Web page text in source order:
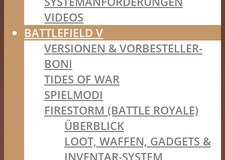
VIDEOS
BATTLEFIELD V
VERSIONEN & VORBESTELLER-
BONI
TIDES OF WAR
SPIELMODI
FIRESTORM (BATTLE ROYALE)
ÜBERBLICK
LOOT, WAFFEN, GADGETS &